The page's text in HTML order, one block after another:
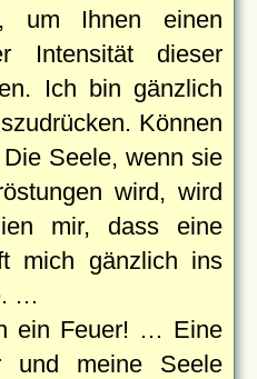
um Ihnen einen
Intensität dieser
Ich bin gänzlich
Können
Seele, wenn sie
wird, wird
mir, dass eine
mich gänzlich ins
…
ein Feuer! … Eine
und meine Seele